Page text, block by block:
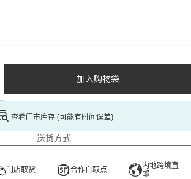
加入购物袋
查看门市库存 (可能有时间误差)
送货方式
门店取货 合作自取点
内地跨境直
邮